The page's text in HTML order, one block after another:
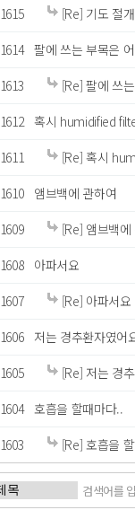
1615
[Re] 기도 절
1614 팔에 쓰는 부목은
1613
[Re] 팔에 쓰
1612 혹시 humidified
1611
[Re] 혹시
1610
앰브백에 관하여
1609
[Re] 앰브백에
1608
아파서요
1607
[Re] 아파서요
1606
저는 경추환자였어
1605
[Re] 저는 경
1604 호흡을 할때마다..
1603
[Re] 호흡을